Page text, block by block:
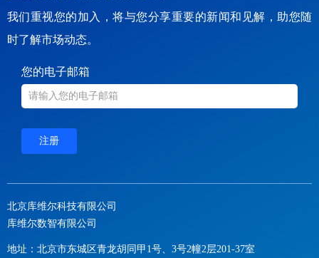
您的电子邮箱
注册
我们重视您的加入，将与您分享重要的新闻和见解，助您随
时了解市场动态。
北京库维尔科技有限公司
库维尔数智有限公司
地址：北京市东城区青龙胡同甲1号、3号2幢2层201-37室